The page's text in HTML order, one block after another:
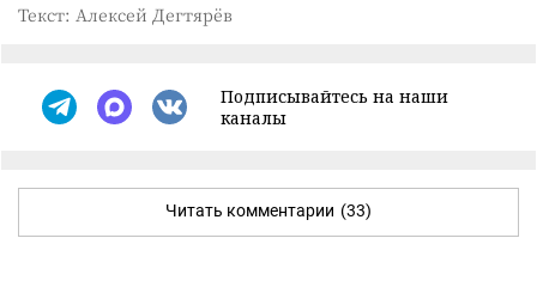
Текст: Алексей Дегтярёв
Подписывайтесь на наши
каналы
Читать комментарии (33)